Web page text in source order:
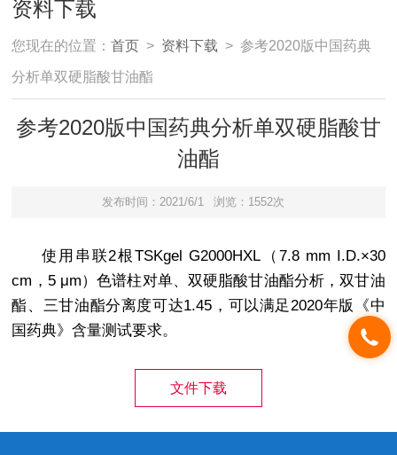
资料下载
您现在的位置：首页 > 资料下载 > 参考2020版中国药典
分析单双硬脂酸甘油酯
参考2020版中国药典分析单双硬脂酸甘
油酯
发布时间：2021/6/1 浏览：1552次
使用串联2根TSKgel G2000HXL（7.8 mm I.D.×30
cm，5 μm）色谱柱对单、双硬脂酸甘油酯分析，双甘油
酯、三甘油酯分离度可达1.45，可以满足2020年版《中
国药典》含量测试要求。
文件下载